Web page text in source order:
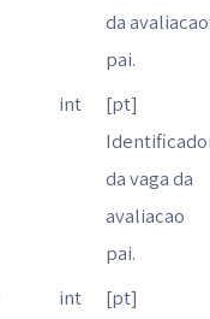
da avaliacao
pai.
int
[pt]
da vaga da
avaliacao
pai.
int
[pt]